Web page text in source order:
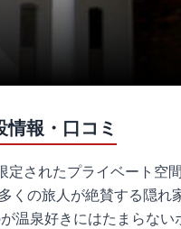
報・口コミ
されたプライベート空
くの旅人が絶賛する隠れ
温泉好きにはたまらない